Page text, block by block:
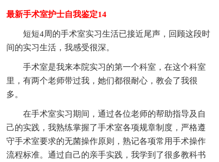
最新手术室护士自我鉴定14
短短4周的手术室实习生活已接近尾声，回顾这段时
间的实习生活，我感受很深。
手术室是我来本院实习的第一个科室，在这个科室
里，有两个老师带过我，她们都很耐心，教会了我很
多。
在手术室实习期间，通过各位老师的帮助指导及自
己的实践，我熟练掌握了手术室各项规章制度，严格遵
守手术室要求的无菌操作原则，熟记各项常用手术操作
流程标准。通过自己的亲手实践，我学到了很多教科书